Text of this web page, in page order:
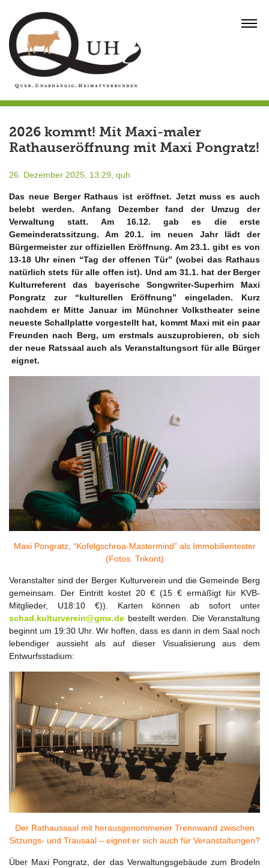
content
2026 kommt! Mit Maxi-maler
Rathauseröffnung mit Maxi Pongratz!
26. Dezember 2025, 13:29, quh
Das neue Berger Rathaus ist eröffnet. Jetzt muss es auch
belebt werden. Anfang Dezember fand der Umzug der
Verwaltung statt. Am 16.12. gab es die erste
Gemeinderatssitzung. Am 20.1. im neuen Jahr lädt der
Bürgermeister zur offiziellen Eröffnung. Am 23.1. gibt es von
13-18 Uhr einen “Tag der offenen Tür” (wobei das Rathaus
natürlich stets für alle offen ist). Und am 31.1. hat der Berger
Kulturreferent das bayerische Songwriter-Superhirn Maxi
Pongratz zur “kulturellen Eröffnung” eingeladen. Kurz
nachdem er Mitte Januar im Münchner Volkstheater seine
neueste Schallplatte vorgestellt hat, kommt Maxi mit ein paar
Freunden nach Berg, um erstmals auszuprobieren, ob sich
der neue Ratssaal auch als Veranstaltungsort für alle Bürger
eignet.
Maxi Pongratz, “Kofelgschroa-Mastermind” als Immobilientester
(Fotos: Trikont)
Veranstalter sind der Berger Kulturverein und die Gemeinde Berg
gemeinsam. Der Eintritt kostet 20 € (15 € ermäßigt für KVB-
Mitglieder, U18:10 €)). Karten können ab sofort unter
schad.kulturverein@gmx.de bestellt werden. Die Veranstaltung
beginnt um 19:30 Uhr. Wir hoffen, dass es dann in dem Saal noch
lebendiger aussieht als auf dieser Visualisierung aus dem
Entwurfsstadium:
Der Rathaussaal mit herausgenommener Trennwand zwischen
Sitzungs- und Trausaal – eignet er sich auch für Veranstaltungen?
Über Maxi Pongratz, der das Verwaltungsgebäude zum Brodeln